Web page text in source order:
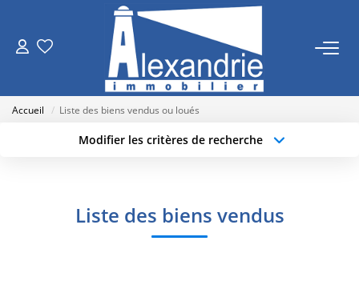
VENTES
NOTRE AGENCE
Accueil Liste des biens vendus ou loués
Modifier les critères de recherche
Sélectionnez...Liste des biens vendus